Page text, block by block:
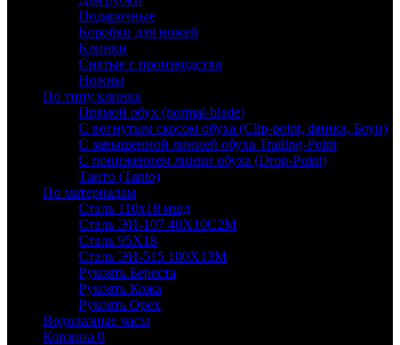
Подарочные
Коробки для ножей
Клинки
Снятые с производства
Ножны
По типу клинка
Прямой обух (normal-blade)
С вогнутым скосом обуха (Clip-point, финка, Боуи)
С завышенной линией обуха Trailing-Point
С понижением линии обуха (Drop-Point)
Танто (Tanto)
По материалам
Сталь 110х18 мшд
Сталь ЭИ-107 40Х10С2М
Сталь 95Х18
Сталь ЭИ-515 100Х13М
Рукоять Береста
Рукоять Кожа
Рукоять Орех
Водолазные часы
Корзина 0